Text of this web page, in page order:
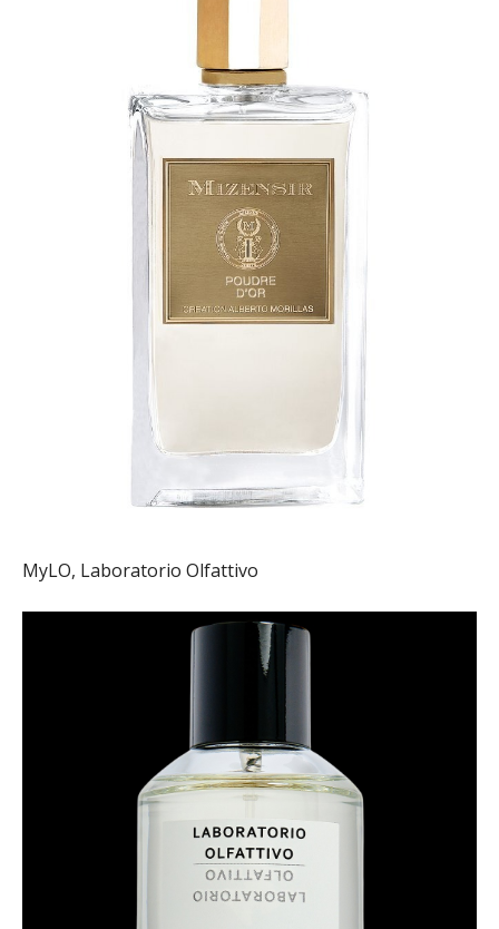
MyLO, Laboratorio Olfattivo